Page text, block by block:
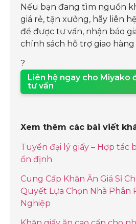
Nếu bạn đang tìm nguồn
giá rẻ, tận xưởng, hãy liên
để được tư vấn, nhận báo
chính sách hỗ trợ giao
?
Liên hệ ngay cho Miyako
tư vấn
Xem thêm các bài viết
Tuyển đại lý giấy – Hợp tác
ổn định
Cung Cấp Khăn Ăn Giá Sỉ
Quyết Lựa Chọn Nhà Phân
Nghiệp